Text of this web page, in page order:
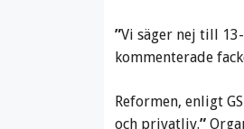
”Vi säger nej till
kommenterade
Reformen, enligt
och privatliv.”